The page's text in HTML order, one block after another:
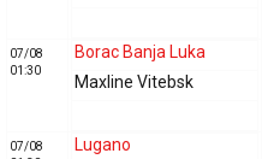
07/08
01:30
Borac Banja Luka
Maxline Vitebsk
07/08
Lugano